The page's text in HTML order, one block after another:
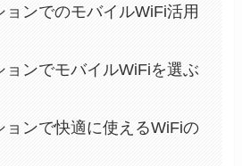
ョンでのモバイルWiFi活用
ョンでモバイルWiFiを選ぶ
ョンで快適に使えるWiFiの